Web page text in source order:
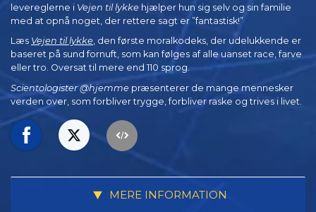
levereglerne i Vejen til lykke hjælper hun sig selv og sin familie
med at opnå noget, der rettere sagt er ”fantastisk!”
Læs Vejen til lykke, den første moralkodeks, der udelukkende er
baseret på sund fornuft, som kan følges af alle uanset race, farve
eller tro. Oversat til mere end 110 sprog.
Scientologister @hjemme præsenterer de mange mennesker
verden over, som forbliver trygge, forbliver raske og trives i livet.
MERE INFORMATION